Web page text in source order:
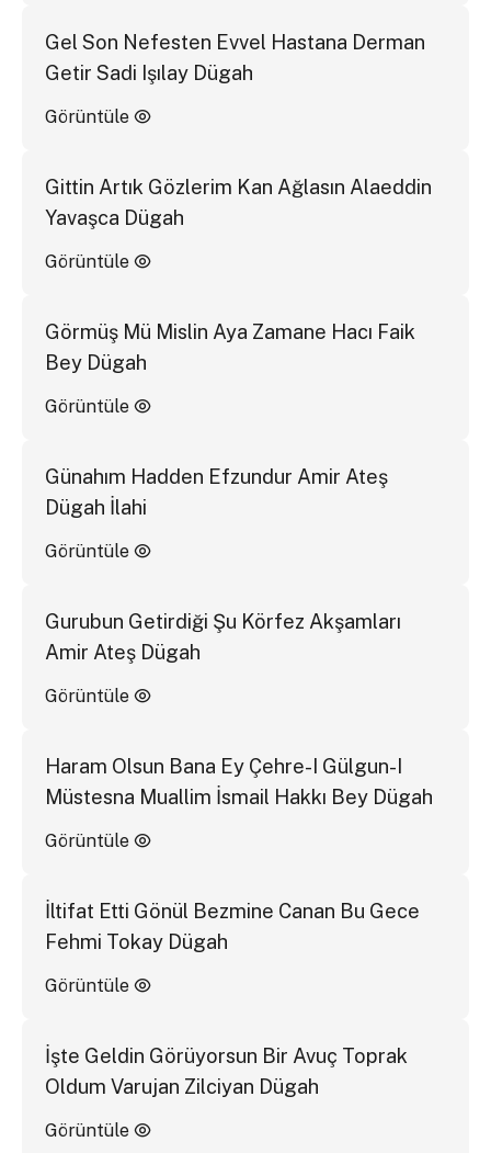
Gel Son Nefesten Evvel Hastana Derman
Getir Sadi Işılay Dügah
Görüntüle
Gittin Artık Gözlerim Kan Ağlasın Alaeddin
Yavaşca Dügah
Görüntüle
Görmüş Mü Mislin Aya Zamane Hacı Faik
Bey Dügah
Görüntüle
Günahım Hadden Efzundur Amir Ateş
Dügah İlahi
Görüntüle
Gurubun Getirdiği Şu Körfez Akşamları
Amir Ateş Dügah
Görüntüle
Haram Olsun Bana Ey Çehre-I Gülgun-I
Müstesna Muallim İsmail Hakkı Bey Dügah
Görüntüle
İltifat Etti Gönül Bezmine Canan Bu Gece
Fehmi Tokay Dügah
Görüntüle
İşte Geldin Görüyorsun Bir Avuç Toprak
Oldum Varujan Zilciyan Dügah
Görüntüle